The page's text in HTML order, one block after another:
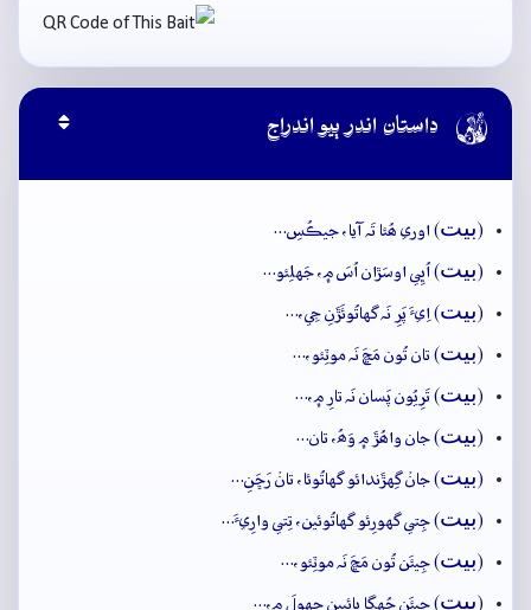
 داستان اندر ٻيو اندراج
(بيت) اوري ھُئا تَہ آيا، جيڪُسِ…
(بيت) اُڀِي اوسَڙان اُسَ ۾، جَهلِئو…
(بيت) اِيءَ پَرِ نَہ گهاتُوئَڙَنِ جِي،…
(بيت) تان تُون مَڇَ نَہ موٽِئو،…
(بيت) تَرِيُون پَسان نَہ تارِ ۾،…
(بيت) جان واھُڙَ ۾ وَھُ، تان…
(بيت) جانۡ گِهڙَندائو گهاتُوئا، تانۡ رَڇَنِ…
(بيت) جِتي گهورِئو گهاتُوئين، تِتي وارِيءَ…
(بيت) جِيئَن تُون مَڇَ نَہ موٽِئو،…
(بيت) جِيئَن جُهڳا پائِيين جهولَ ۾،…